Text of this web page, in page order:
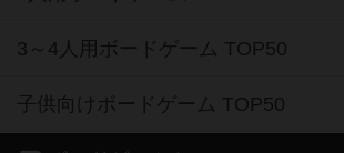
3～4人用ボードゲーム TOP50
子供向けボードゲーム TOP50